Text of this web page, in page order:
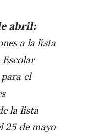
abril:
a la lista
el
la lista
25 de mayo